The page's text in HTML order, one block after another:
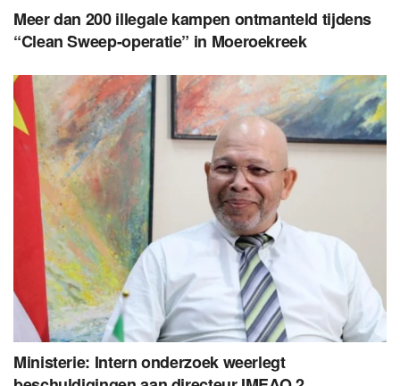
Meer dan 200 illegale kampen ontmanteld tijdens
“Clean Sweep-operatie” in Moeroekreek
Ministerie: Intern onderzoek weerlegt